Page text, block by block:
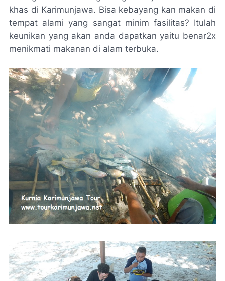
khas di Karimunjawa. Bisa kebayang kan makan di
tempat alami yang sangat minim fasilitas? Itulah
keunikan yang akan anda dapatkan yaitu benar2x
menikmati makanan di alam terbuka.